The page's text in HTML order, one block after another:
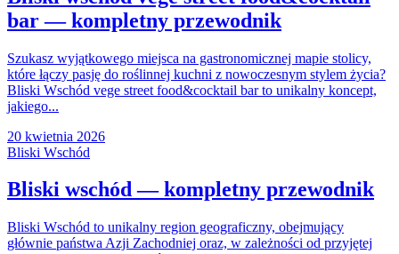
bar — kompletny przewodnik
Szukasz wyjątkowego miejsca na gastronomicznej mapie stolicy,
które łączy pasję do roślinnej kuchni z nowoczesnym stylem życia?
Bliski Wschód vege street food&cocktail bar to unikalny koncept,
jakiego...
20 kwietnia 2026
Bliski Wschód
Bliski wschód — kompletny przewodnik
Bliski Wschód to unikalny region geograficzny, obejmujący
głównie państwa Azji Zachodniej oraz, w zależności od przyjętej